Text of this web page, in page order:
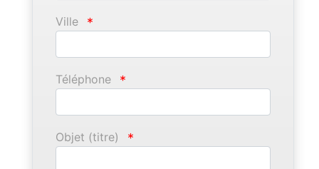
Ville *
Téléphone *
Objet (titre) *